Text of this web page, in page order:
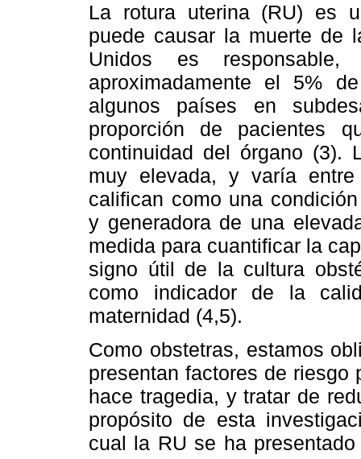
La rotura uterina (RU) es
puede causar la muerte de
Unidos es
aproximadamente el 5%
algunos países en
proporción de pacientes
continuidad del órgano (3).
muy elevada, y varía
califican como una
y generadora de una
medida para cuantificar la
signo útil de la cultura
como indicador de la
maternidad (4,5).
Como obstetras, estamos
presentan factores de riesgo
hace tragedia, y tratar de
propósito de esta
cual la RU se ha